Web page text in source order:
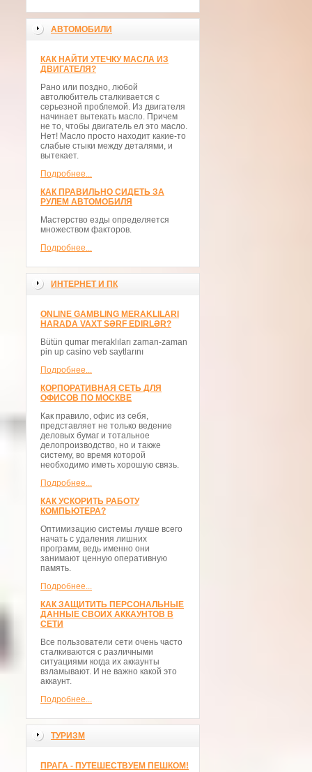
АВТОМОБИЛИ
КАК НАЙТИ УТЕЧКУ МАСЛА ИЗ
ДВИГАТЕЛЯ?
Рано или поздно, любой
автолюбитель сталкивается с
серьезной проблемой. Из двигателя
начинает вытекать масло. Причем
не то, чтобы двигатель ел это масло.
Нет! Масло просто находит какие-то
слабые стыки между деталями, и
вытекает.
Подробнее...
КАК ПРАВИЛЬНО СИДЕТЬ ЗА
РУЛЕМ АВТОМОБИЛЯ
Мастерство езды определяется
множеством факторов.
Подробнее...
ИНТЕРНЕТ И ПК
ONLINE GAMBLING MERAKLILARI
HARADA VAXT SƏRF EDIRLƏR?
Bütün qumar meraklıları zaman-zaman
pin up casino veb saytlarını
Подробнее...
КОРПОРАТИВНАЯ СЕТЬ ДЛЯ
ОФИСОВ ПО МОСКВЕ
Как правило, офис из себя,
представляет не только ведение
деловых бумаг и тотальное
делопроизводство, но и также
систему, во время которой
необходимо иметь хорошую связь.
Подробнее...
КАК УСКОРИТЬ РАБОТУ
КОМПЬЮТЕРА?
Оптимизацию системы лучше всего
начать с удаления лишних
программ, ведь именно они
занимают ценную оперативную
память.
Подробнее...
КАК ЗАЩИТИТЬ ПЕРСОНАЛЬНЫЕ
ДАННЫЕ СВОИХ АККАУНТОВ В
СЕТИ
Все пользователи сети очень часто
сталкиваются с различными
ситуациями когда их аккаунты
взламывают. И не важно какой это
аккаунт.
Подробнее...
ТУРИЗМ
ПРАГА - ПУТЕШЕСТВУЕМ ПЕШКОМ!